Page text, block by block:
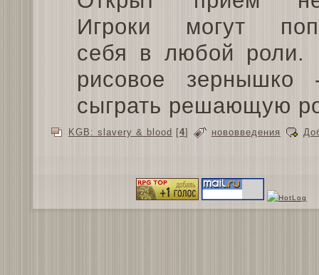
Игроки могут
себя в любой роли.
рисовое
сыграть решающую
KGB: slavery & blood [4] нововведения